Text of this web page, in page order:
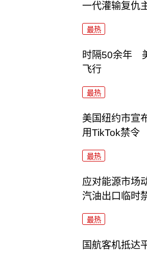
一代灌输复仇
最热
时隔50余年
飞行
最热
美国纽约市宣
用TikTok禁令
最热
应对能源市场
汽油出口临时
最热
国航客机抵达